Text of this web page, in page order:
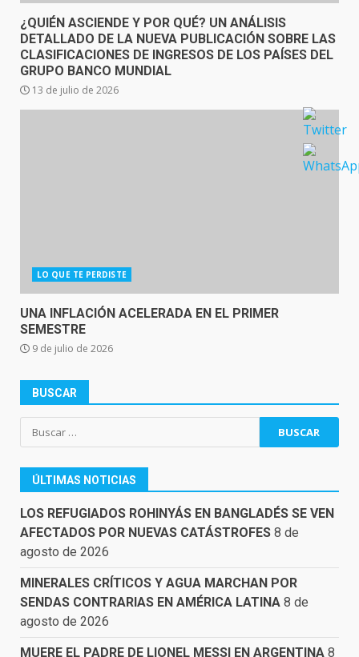
¿QUIÉN ASCIENDE Y POR QUÉ? UN ANÁLISIS
DETALLADO DE LA NUEVA PUBLICACIÓN SOBRE LAS
CLASIFICACIONES DE INGRESOS DE LOS PAÍSES DEL
GRUPO BANCO MUNDIAL
13 de julio de 2026
LO QUE TE PERDISTE
UNA INFLACIÓN ACELERADA EN EL PRIMER
SEMESTRE
9 de julio de 2026
BUSCAR
Buscar:
ÚLTIMAS NOTICIAS
LOS REFUGIADOS ROHINYÁS EN BANGLADÉS SE VEN
AFECTADOS POR NUEVAS CATÁSTROFES 8 de
agosto de 2026
MINERALES CRÍTICOS Y AGUA MARCHAN POR
SENDAS CONTRARIAS EN AMÉRICA LATINA 8 de
agosto de 2026
MUERE EL PADRE DE LIONEL MESSI EN ARGENTINA 8